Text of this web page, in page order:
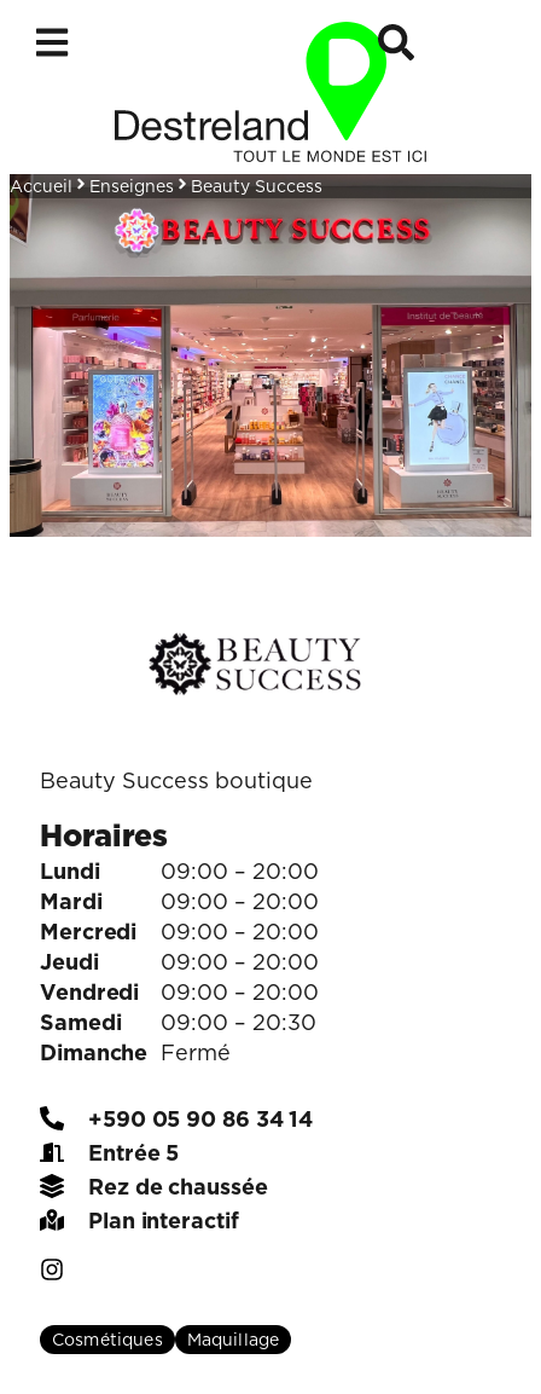
Accueil Enseignes Beauty Success
Cosmétiques Maquillage
Beauty Success boutique
Horaires
Lundi
09:00 – 20:00
Mardi
09:00 – 20:00
Mercredi
09:00 – 20:00
Jeudi
09:00 – 20:00
Vendredi
09:00 – 20:00
Samedi
09:00 – 20:30
Dimanche Fermé
+590 05 90 86 34 14
Entrée 5
Rez de chaussée
Plan interactif